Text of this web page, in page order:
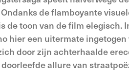
de flamboyante
de toon van de film elegisch.
hier een uitermate
door zijn achterhaalde
allure van